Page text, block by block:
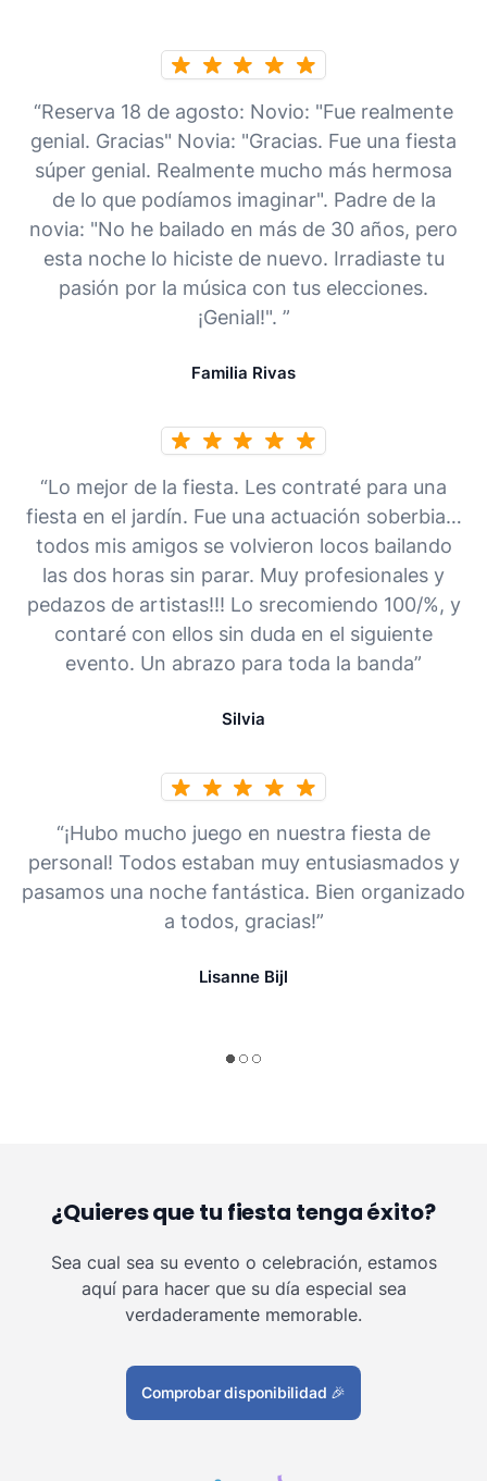
“Reserva 18 de agosto: Novio: "Fue realmente
genial. Gracias" Novia: "Gracias. Fue una fiesta
súper genial. Realmente mucho más hermosa
de lo que podíamos imaginar". Padre de la
novia: "No he bailado en más de 30 años, pero
esta noche lo hiciste de nuevo. Irradiaste tu
pasión por la música con tus elecciones.
¡Genial!". ”
Familia Rivas
“Lo mejor de la fiesta. Les contraté para una
fiesta en el jardín. Fue una actuación soberbia…
todos mis amigos se volvieron locos bailando
las dos horas sin parar. Muy profesionales y
pedazos de artistas!!! Lo srecomiendo 100/%, y
contaré con ellos sin duda en el siguiente
evento. Un abrazo para toda la banda”
Silvia
“¡Hubo mucho juego en nuestra fiesta de
personal! Todos estaban muy entusiasmados y
pasamos una noche fantástica. Bien organizado
a todos, gracias!”
Lisanne Bijl
¿Quieres que tu fiesta tenga éxito?
Sea cual sea su evento o celebración, estamos
aquí para hacer que su día especial sea
verdaderamente memorable.
Comprobar disponibilidad 🎉